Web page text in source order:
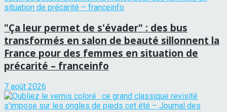
"Ça leur permet de s'évader" : des bus
transformés en salon de beauté sillonnent la
France pour des femmes en situation de
précarité – franceinfo
7 août 2026